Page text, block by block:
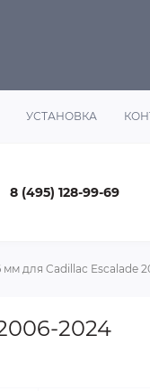
УСТАНОВКА
8 (495) 128-99-69
для Cadillac Escalade
2024